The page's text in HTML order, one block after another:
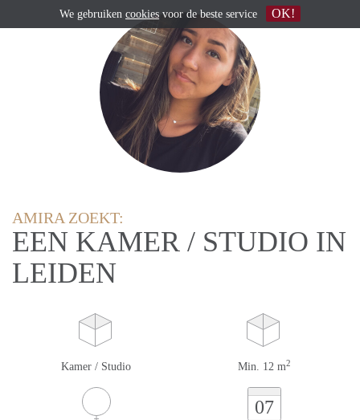
AMIRA ZOEKT:
EEN KAMER / STUDIO IN
LEIDEN
Kamer / Studio Min. 12 m2
07
We gebruiken cookies voor de beste service OK!